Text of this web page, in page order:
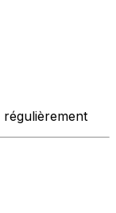
régulièrement